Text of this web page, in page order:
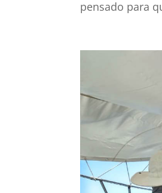
pensado para